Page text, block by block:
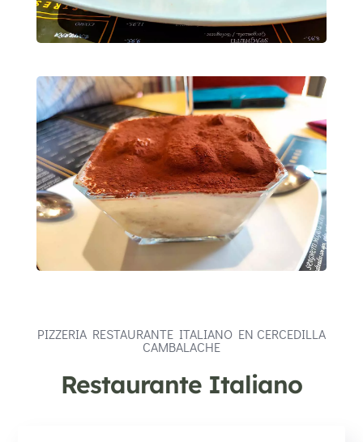
PIZZERIA RESTAURANTE ITALIANO EN CERCEDILLA
CAMBALACHE
Restaurante Italiano